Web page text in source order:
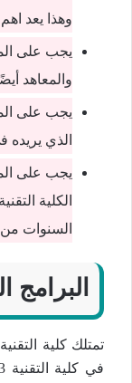
وهذا يعد اهم
يجب على
والمعاهد
يجب على
الذي يريده
يجب على
الكلية
السنوات من
البرامج
تمتلك كلية